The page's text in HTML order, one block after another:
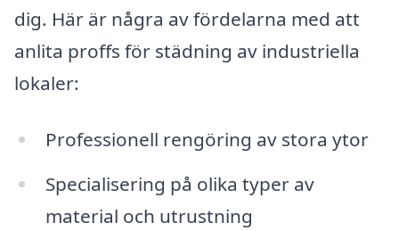
dig. Här är några av fördelarna med att
anlita proffs för städning av industriella
lokaler:
Professionell rengöring av stora ytor
Specialisering på olika typer av
material och utrustning